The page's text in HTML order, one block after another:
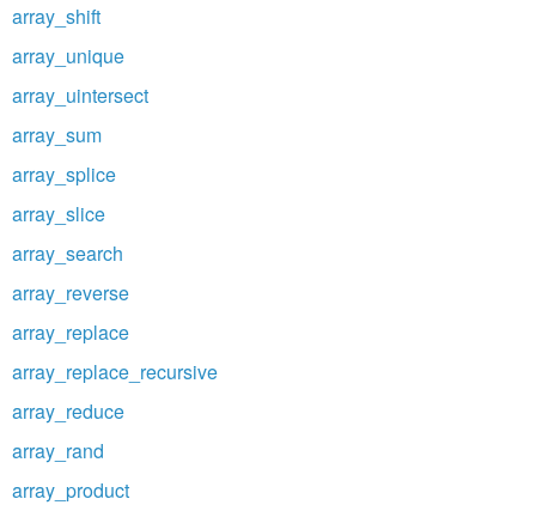
array_shift
array_unique
array_uintersect
array_sum
array_splice
array_slice
array_search
array_reverse
array_replace
array_replace_recursive
array_reduce
array_rand
array_product